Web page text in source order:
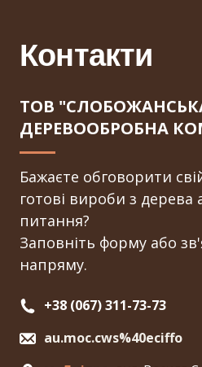
Р.П.)..
Контакти
ТОВ
ДЕРЕВООБРОБНА
Бажаєте обговорити
готові вироби з дерева
питання?
Заповніть форму або
напряму.
+38 (067) 311-73-73
au.moc.cws%40eciffo